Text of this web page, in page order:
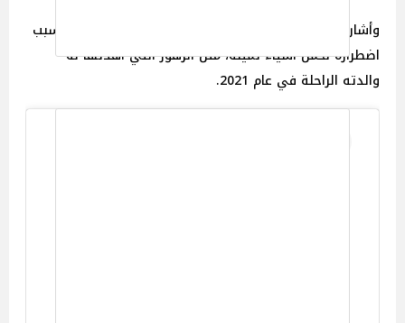
وأشار إلى الثقل العاطفي الناتج عن ترك منزله، لا سيما بسبب
اضطراره لحمل أشياء ثمينة، مثل الزهور التي أهدتها له
والدته الراحلة في عام 2021.